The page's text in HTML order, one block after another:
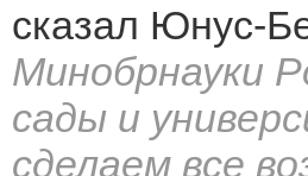
сказал Юнус-
Минобрнауки
сады и
сделаем все